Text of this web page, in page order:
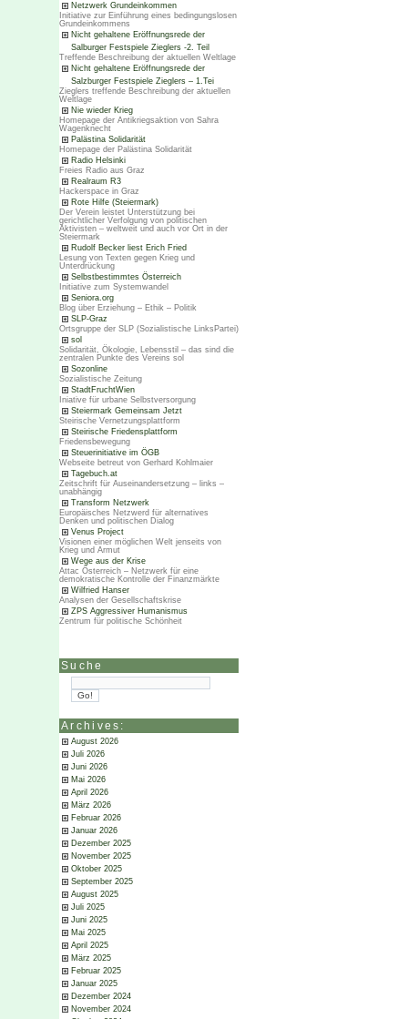
Netzwerk Grundeinkommen
Initiative zur Einführung eines bedingungslosen
Grundeinkommens
Nicht gehaltene Eröffnungsrede der
Salburger Festspiele Zieglers -2. Teil
Treffende Beschreibung der aktuellen Weltlage
Nicht gehaltene Eröffnungsrede der
Salzburger Festspiele Zieglers – 1.Tei
Zieglers treffende Beschreibung der aktuellen
Weltlage
Nie wieder Krieg
Homepage der Antikriegsaktion von Sahra
Wagenknecht
Palästina Solidarität
Homepage der Palästina Solidarität
Radio Helsinki
Freies Radio aus Graz
Realraum R3
Hackerspace in Graz
Rote Hilfe (Steiermark)
Der Verein leistet Unterstützung bei
gerichtlicher Verfolgung von politischen
Aktivisten – weltweit und auch vor Ort in der
Steiermark
Rudolf Becker liest Erich Fried
Lesung von Texten gegen Krieg und
Unterdrückung
Selbstbestimmtes Österreich
Initiative zum Systemwandel
Seniora.org
Blog über Erziehung – Ethik – Politik
SLP-Graz
Ortsgruppe der SLP (Sozialistische LinksPartei)
sol
Solidarität, Ökologie, Lebensstil – das sind die
zentralen Punkte des Vereins sol
Sozonline
Sozialistische Zeitung
StadtFruchtWien
Iniative für urbane Selbstversorgung
Steiermark Gemeinsam Jetzt
Steirische Vernetzungsplattform
Steirische Friedensplattform
Friedensbewegung
Steuerinitiative im ÖGB
Webseite betreut von Gerhard Kohlmaier
Tagebuch.at
Zeitschrift für Auseinandersetzung – links –
unabhängig
Transform Netzwerk
Europäisches Netzwerd für alternatives
Denken und politischen Dialog
Venus Project
Visionen einer möglichen Welt jenseits von
Krieg und Armut
Wege aus der Krise
Attac Österreich – Netzwerk für eine
demokratische Kontrolle der Finanzmärkte
Wilfried Hanser
Analysen der Gesellschaftskrise
ZPS Aggressiver Humanismus
Zentrum für politische Schönheit
Suche
Archives:
August 2026
Juli 2026
Juni 2026
Mai 2026
April 2026
März 2026
Februar 2026
Januar 2026
Dezember 2025
November 2025
Oktober 2025
September 2025
August 2025
Juli 2025
Juni 2025
Mai 2025
April 2025
März 2025
Februar 2025
Januar 2025
Dezember 2024
November 2024